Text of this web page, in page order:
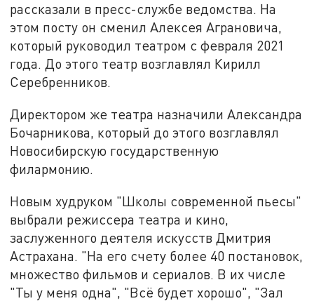
рассказали в пресс-службе ведомства. На
этом посту он сменил Алексея Аграновича,
который руководил театром с февраля 2021
года. До этого театр возглавлял Кирилл
Серебренников.
Директором же театра назначили Александра
Бочарникова, который до этого возглавлял
Новосибирскую государственную
филармонию.
Новым худруком "Школы современной пьесы"
выбрали режиссера театра и кино,
заслуженного деятеля искусств Дмитрия
Астрахана. "На его счету более 40 постановок,
множество фильмов и сериалов. В их числе
"Ты у меня одна", "Всё будет хорошо", "Зал